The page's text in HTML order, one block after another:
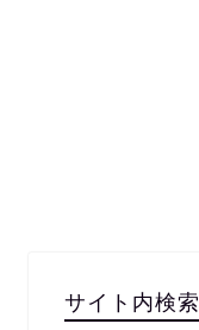
サイト内検索